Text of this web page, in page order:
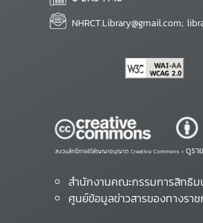
NHRCT.Library@gmail.com;
สงวนสิทธิ์ภายใต้สัญญาอนุญาต Creative Commons • ดูรา
สำนักงานคณะกรรมการสิทธิ
ศูนย์ข้อมูลข่าวสารของทางราช